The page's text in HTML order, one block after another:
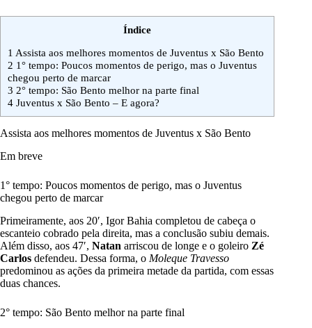
Índice
1 Assista aos melhores momentos de Juventus x São Bento
2 1° tempo: Poucos momentos de perigo, mas o Juventus
chegou perto de marcar
3 2° tempo: São Bento melhor na parte final
4 Juventus x São Bento – E agora?
Assista aos melhores momentos de Juventus x São Bento
Em breve
1° tempo: Poucos momentos de perigo, mas o Juventus
chegou perto de marcar
Primeiramente, aos 20′, Igor Bahia completou de cabeça o
escanteio cobrado pela direita, mas a conclusão subiu demais.
Além disso, aos 47′, Natan arriscou de longe e o goleiro Zé
Carlos defendeu. Dessa forma, o Moleque Travesso
predominou as ações da primeira metade da partida, com essas
duas chances.
2° tempo: São Bento melhor na parte final